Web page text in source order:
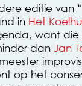
editie van
in Het
want
dan Jan
op het